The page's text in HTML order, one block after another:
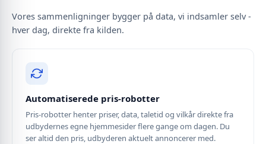
Vores sammenligninger bygger på data, vi indsamler selv -
hver dag, direkte fra kilden.
Automatiserede pris-robotter
Pris-robotter henter priser, data, taletid og vilkår direkte fra
udbydernes egne hjemmesider flere gange om dagen. Du
ser altid den pris, udbyderen aktuelt annoncerer med.